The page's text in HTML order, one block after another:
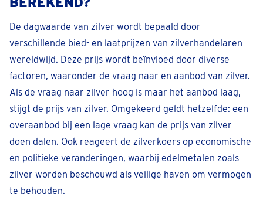
De dagwaarde van zilver wordt bepaald door
verschillende bied- en laatprijzen van zilverhandelaren
wereldwijd. Deze prijs wordt beïnvloed door diverse
factoren, waaronder de vraag naar en aanbod van zilver.
Als de vraag naar zilver hoog is maar het aanbod laag,
stijgt de prijs van zilver. Omgekeerd geldt hetzelfde: een
overaanbod bij een lage vraag kan de prijs van zilver
doen dalen. Ook reageert de zilverkoers op economische
en politieke veranderingen, waarbij edelmetalen zoals
zilver worden beschouwd als veilige haven om vermogen
te behouden.